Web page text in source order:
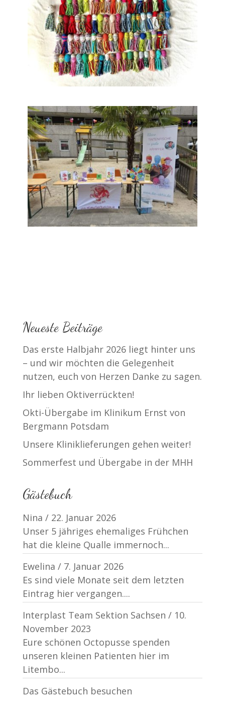
Neueste Beiträge
Das erste Halbjahr 2026 liegt hinter uns
– und wir möchten die Gelegenheit
nutzen, euch von Herzen Danke zu sagen.
Ihr lieben Oktiverrückten!
Okti-Übergabe im Klinikum Ernst von
Bergmann Potsdam
Unsere Kliniklieferungen gehen weiter!
Sommerfest und Übergabe in der MHH
Gästebuch
Nina / 22. Januar 2026
Unser 5 jähriges ehemaliges Frühchen
hat die kleine Qualle immernoch...
Ewelina / 7. Januar 2026
Es sind viele Monate seit dem letzten
Eintrag hier vergangen....
Interplast Team Sektion Sachsen / 10.
November 2023
Eure schönen Octopusse spenden
unseren kleinen Patienten hier im
Litembo...
Das Gästebuch besuchen